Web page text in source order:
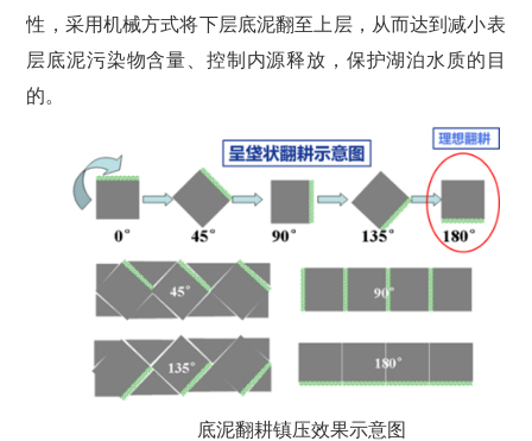
性，采用机械方式将下层底泥翻至上层，从而达到减小表
层底泥污染物含量、控制内源释放，保护湖泊水质的目
的。
底泥翻耕镇压效果示意图